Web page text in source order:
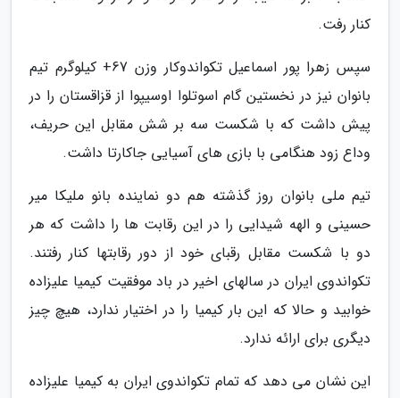
کنار رفت.
سپس زهرا پور اسماعیل تکواندوکار وزن 67+ کیلوگرم تیم
بانوان نیز در نخستین گام اسوتلوا اوسیپوا از قزاقستان را در
پیش داشت که با شکست سه بر شش مقابل این حریف،
وداع زود هنگامی با بازی های آسیایی جاکارتا داشت.
تیم ملی بانوان روز گذشته هم دو نماینده بانو ملیکا میر
حسینی و الهه شیدایی را در این رقابت ها را داشت که هر
دو با شکست مقابل رقبای خود از دور رقابتها کنار رفتند.
تکواندوی ایران در سالهای اخیر در باد موفقیت کیمیا علیزاده
خوابید و حالا که این بار کیمیا را در اختیار ندارد، هیچ چیز
دیگری برای ارائه ندارد.
این نشان می دهد که تمام تکواندوی ایران به کیمیا علیزاده